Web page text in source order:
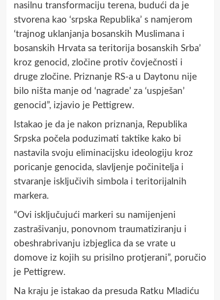
nasilnu transformaciju terena, budući da je
stvorena kao ‘srpska Republika’ s namjerom
‘trajnog uklanjanja bosanskih Muslimana i
bosanskih Hrvata sa teritorija bosanskih Srba’
kroz genocid, zločine protiv čovječnosti i
druge zločine. Priznanje RS-a u Daytonu nije
bilo ništa manje od ‘nagrade’ za ‘uspješan’
genocid”, izjavio je Pettigrew.
Istakao je da je nakon priznanja, Republika
Srpska počela poduzimati taktike kako bi
nastavila svoju eliminacijsku ideologiju kroz
poricanje genocida, slavljenje počinitelja i
stvaranje isključivih simbola i teritorijalnih
markera.
“Ovi isključujući markeri su namijenjeni
zastrašivanju, ponovnom traumatiziranju i
obeshrabrivanju izbjeglica da se vrate u
domove iz kojih su prisilno protjerani”, poručio
je Pettigrew.
Na kraju je istakao da presuda Ratku Mladiću